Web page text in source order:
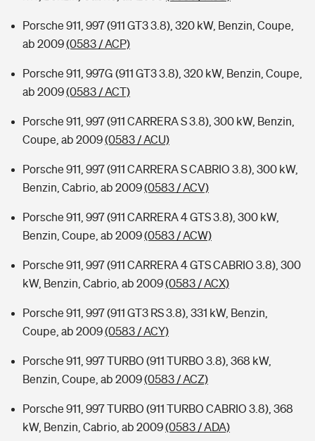
Porsche 911, 997 (911 GT3 3.8), 320 kW, Benzin, Coupe,
ab 2009(0583 / ACP)
Porsche 911, 997G (911 GT3 3.8), 320 kW, Benzin, Coupe,
ab 2009(0583 / ACT)
Porsche 911, 997 (911 CARRERA S 3.8), 300 kW, Benzin,
Coupe, ab 2009(0583 / ACU)
Porsche 911, 997 (911 CARRERA S CABRIO 3.8), 300 kW,
Benzin, Cabrio, ab 2009(0583 / ACV)
Porsche 911, 997 (911 CARRERA 4 GTS 3.8), 300 kW,
Benzin, Coupe, ab 2009(0583 / ACW)
Porsche 911, 997 (911 CARRERA 4 GTS CABRIO 3.8), 300
kW, Benzin, Cabrio, ab 2009(0583 / ACX)
Porsche 911, 997 (911 GT3 RS 3.8), 331 kW, Benzin,
Coupe, ab 2009(0583 / ACY)
Porsche 911, 997 TURBO (911 TURBO 3.8), 368 kW,
Benzin, Coupe, ab 2009(0583 / ACZ)
Porsche 911, 997 TURBO (911 TURBO CABRIO 3.8), 368
kW, Benzin, Cabrio, ab 2009(0583 / ADA)